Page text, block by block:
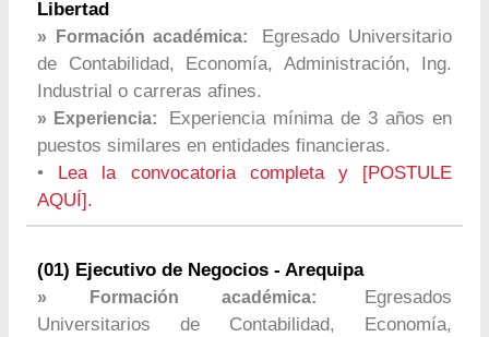
Libertad
» Formación académica:
Egresado Universitario
de Contabilidad, Economía, Administración, Ing.
Industrial o carreras afines.
» Experiencia:
Experiencia mínima de 3 años en
puestos similares en entidades financieras.
•
Lea la convocatoria completa y [POSTULE
AQUÍ].
(01) Ejecutivo de Negocios - Arequipa
» Formación académica:
Egresados
Universitarios de Contabilidad, Economía,